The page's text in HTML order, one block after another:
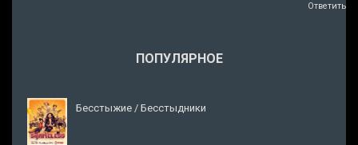
Ответить
ПОПУЛЯРНОЕ
Бесстыжие / Бесстыдники